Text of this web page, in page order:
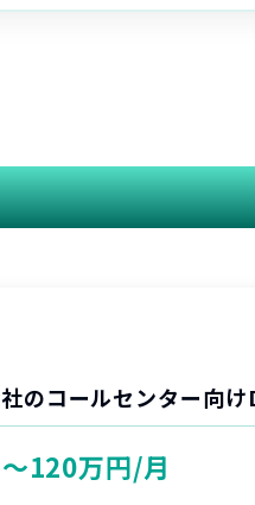
のコールセンター向
〜120万円/月